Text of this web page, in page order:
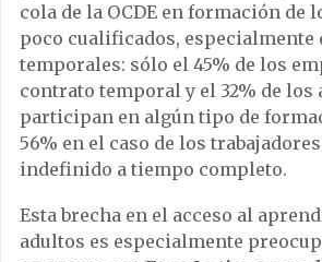
cola de la OCDE en formación de
poco cualificados, especialmente
temporales: sólo el 45% de los
contrato temporal y el 32% de los
participan en algún tipo de
56% en el caso de los
indefinido a tiempo completo.
Esta brecha en el acceso al
adultos es especialmente